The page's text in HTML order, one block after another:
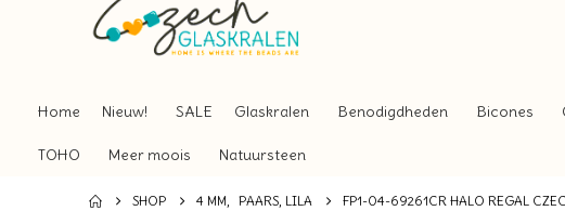
Home Nieuw! SALE Glaskralen Benodigdheden Bicones
TOHO Meer moois Natuursteen
SHOP 4 MM, PAARS, LILA FP1-04-69261CR HALO REGAL